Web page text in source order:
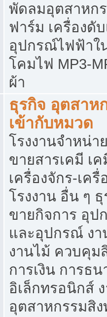
พัดลมอุตสาหก
ฟาร์ม เครื่องดั
อุปกรณ์ไฟฟ้าใ
โคมไฟ MP3-
ผ้า
ธุรกิจ อุตสาห
เข้ากับหมวด
โรงงานจำหน่
ขายสารเคมี เ
เครื่องจักร-เค
โรงงาน อื่น ๆ
ขายกิจการ อุป
และอุปกรณ์ ง
งานไม้ ควบคุม
การเงิน การธ
อิเล็กทรอนิกส์
อุตสาหกรรมสิ